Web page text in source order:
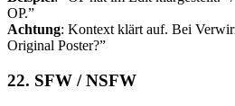
OP.”
Achtung: Kontext klärt auf. Bei
Original Poster?”
22. SFW / NSFW